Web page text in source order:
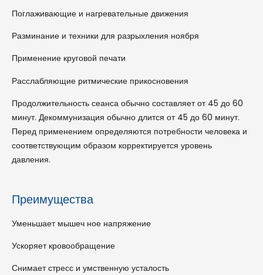
Поглаживающие и нагревательные движения
Разминание и техники для разрыхления ноября
Применение круговой печати
Расслабляющие ритмические прикосновения
Продолжительность сеанса обычно составляет от 45 до 60
минут. Декоммунизация обычно длится от 45 до 60 минут.
Перед применением определяются потребности человека и
соответствующим образом корректируется уровень
давления.
Преимущества
Уменьшает мышеч ное напряжение
Ускоряет кровообращение
Снимает стресс и умственную усталость